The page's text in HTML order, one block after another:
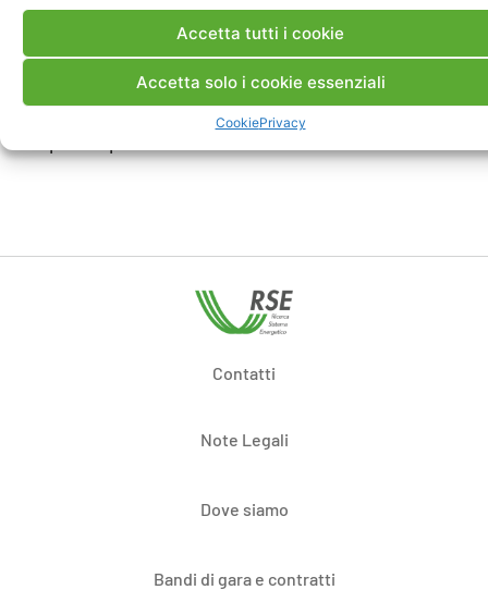
Accetta tutti i cookie
Accetta solo i cookie essenziali
CookiePrivacy
finalizzate all’aumento della flessibilità delle
reti di distribuzione e per lo sviluppo di sistemi
Contribuire alla definizione dei piani strategici
di ricerca e innovazione, attraverso la
Contatti
Note Legali
Dove siamo
Bandi di gara e contratti